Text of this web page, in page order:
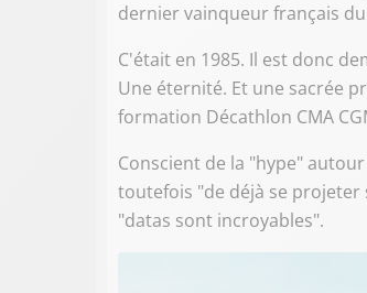
dernier vainqueur français
C'était en 1985. Il est donc
Une éternité. Et une sacrée
formation Décathlon CMA
Conscient de la "hype"
toutefois "de déjà se projeter
"datas sont incroyables".